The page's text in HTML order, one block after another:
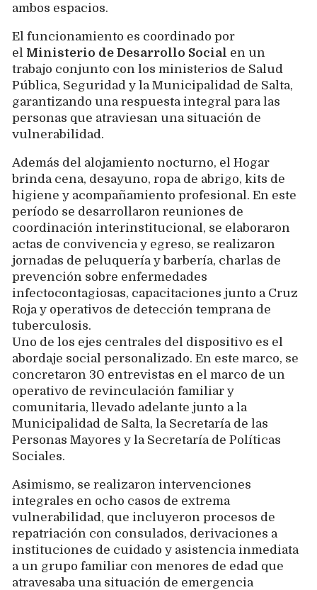
ambos espacios.
El funcionamiento es coordinado por
el Ministerio de Desarrollo Social en un
trabajo conjunto con los ministerios de Salud
Pública, Seguridad y la Municipalidad de Salta,
garantizando una respuesta integral para las
personas que atraviesan una situación de
vulnerabilidad.
Además del alojamiento nocturno, el Hogar
brinda cena, desayuno, ropa de abrigo, kits de
higiene y acompañamiento profesional. En este
período se desarrollaron reuniones de
coordinación interinstitucional, se elaboraron
actas de convivencia y egreso, se realizaron
jornadas de peluquería y barbería, charlas de
prevención sobre enfermedades
infectocontagiosas, capacitaciones junto a Cruz
Roja y operativos de detección temprana de
tuberculosis.
Uno de los ejes centrales del dispositivo es el
abordaje social personalizado. En este marco, se
concretaron 30 entrevistas en el marco de un
operativo de revinculación familiar y
comunitaria, llevado adelante junto a la
Municipalidad de Salta, la Secretaría de las
Personas Mayores y la Secretaría de Políticas
Sociales.
Asimismo, se realizaron intervenciones
integrales en ocho casos de extrema
vulnerabilidad, que incluyeron procesos de
repatriación con consulados, derivaciones a
instituciones de cuidado y asistencia inmediata
a un grupo familiar con menores de edad que
atravesaba una situación de emergencia